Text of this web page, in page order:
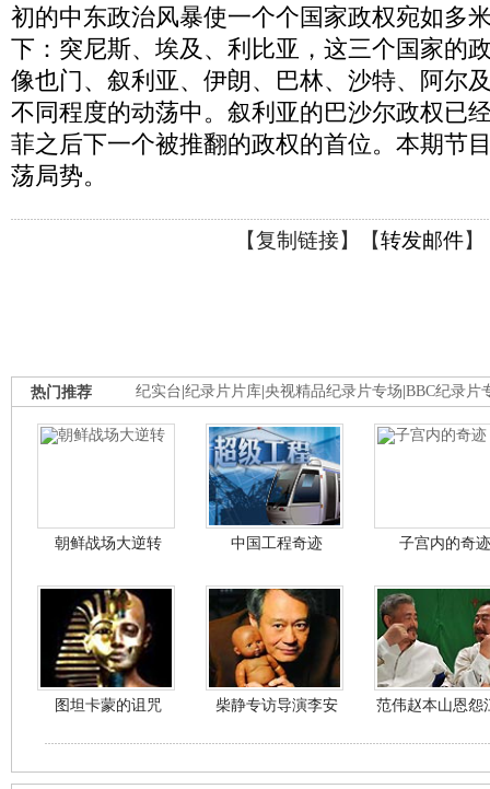
初的中东政治风暴使一个个国家政权宛如多
下：突尼斯、埃及、利比亚，这三个国家的
像也门、叙利亚、伊朗、巴林、沙特、阿尔
不同程度的动荡中。叙利亚的巴沙尔政权已
菲之后下一个被推翻的政权的首位。本期节
荡局势。
【复制链接】【转发邮件】
纪实台 纪录片片库 央视精品纪录片专场 BBC纪录片
热门推荐
朝鲜战场大逆转 中国工程奇迹 子宫内的奇迹
图坦卡蒙的诅咒 柴静专访导演李安 范伟赵本山恩怨